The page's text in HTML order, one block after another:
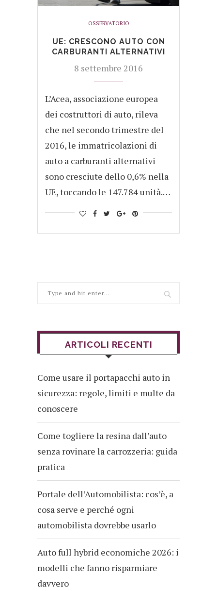
OSSERVATORIO
UE: CRESCONO AUTO CON
CARBURANTI ALTERNATIVI
8 settembre 2016
L’Acea, associazione europea
dei costruttori di auto, rileva
che nel secondo trimestre del
2016, le immatricolazioni di
auto a carburanti alternativi
sono cresciute dello 0,6% nella
UE, toccando le 147.784 unità.…
ARTICOLI RECENTI
Come usare il portapacchi auto in
sicurezza: regole, limiti e multe da
conoscere
Come togliere la resina dall’auto
senza rovinare la carrozzeria: guida
pratica
Portale dell’Automobilista: cos’è, a
cosa serve e perché ogni
automobilista dovrebbe usarlo
Auto full hybrid economiche 2026: i
modelli che fanno risparmiare
davvero